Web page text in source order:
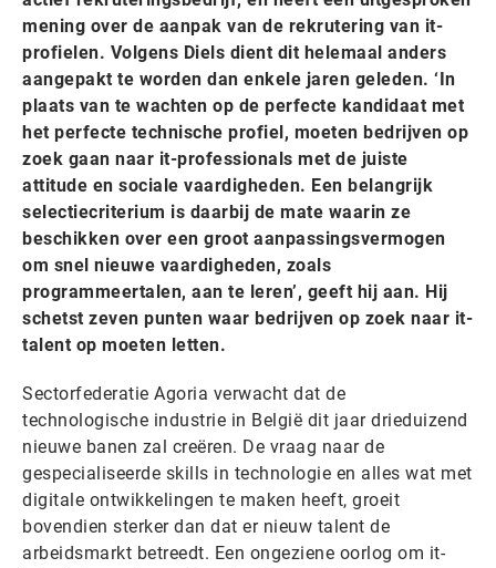
mening over de aanpak van de rekrutering van it-
profielen. Volgens Diels dient dit helemaal anders
aangepakt te worden dan enkele jaren geleden. ‘In
plaats van te wachten op de perfecte kandidaat met
het perfecte technische profiel, moeten bedrijven op
zoek gaan naar it-professionals met de juiste
attitude en sociale vaardigheden. Een belangrijk
selectiecriterium is daarbij de mate waarin ze
beschikken over een groot aanpassingsvermogen
om snel nieuwe vaardigheden, zoals
programmeertalen, aan te leren’, geeft hij aan. Hij
schetst zeven punten waar bedrijven op zoek naar it-
talent op moeten letten.
Sectorfederatie Agoria verwacht dat de
technologische industrie in België dit jaar drieduizend
nieuwe banen zal creëren. De vraag naar de
gespecialiseerde skills in technologie en alles wat met
digitale ontwikkelingen te maken heeft, groeit
bovendien sterker dan dat er nieuw talent de
arbeidsmarkt betreedt. Een ongeziene oorlog om it-